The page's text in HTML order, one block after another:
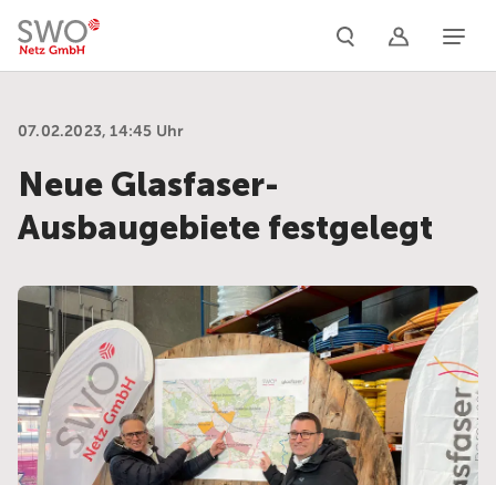
07.02.2023, 14:45 Uhr
Neue Glasfaser-
Ausbaugebiete festgelegt